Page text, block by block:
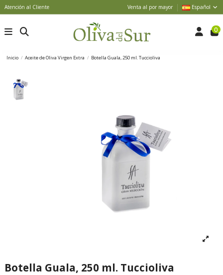
Atención al Cliente Venta al por mayor Español
0
Inicio Aceite de Oliva Virgen Extra Botella Guala, 250 ml. Tuccioliva
Botella Guala, 250 ml. Tuccioliva